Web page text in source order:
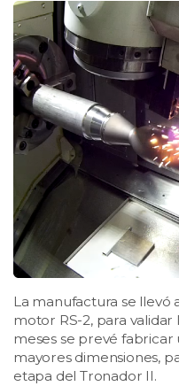
La manufactura se
motor RS-2, para
meses se prevé fabricar
mayores dimensiones,
etapa del Tronador II.